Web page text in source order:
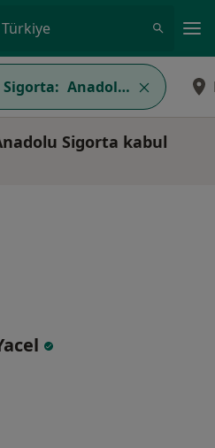
Sigorta: Anadolu Sigorta
Sigorta kabul